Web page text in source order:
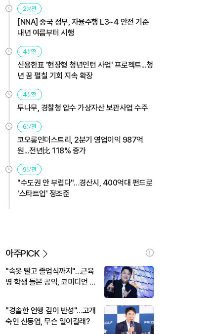
2분전
[NNA] 중국 정부, 자율주행 L3~4 안전 기준
내년 여름부터 시행
4분전
신용한표 '현장형 청년인턴 사업' 프로젝트...청
년 꿈 펼칠 기회 지속 확장
4분전
두나무, 경찰청 압수 가상자산 보관사업 수주
6분전
코오롱인더스트리, 2분기 영업이익 987억
원...전년比 118% 증가
9분전
"수도권 안 부럽다"…경산시, 400억대 펀드로
'스타트업' 정조준
아주PICK
"속옷 빨고 졸업식까지"…근육
병 학생 돌본 공익, 코미디언 김
"경솔한 언행 깊이 반성"…고개
숙인 신동엽, 무슨 일이길래?